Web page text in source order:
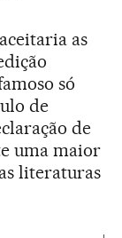
as
só
de
de
uma maior
literaturas